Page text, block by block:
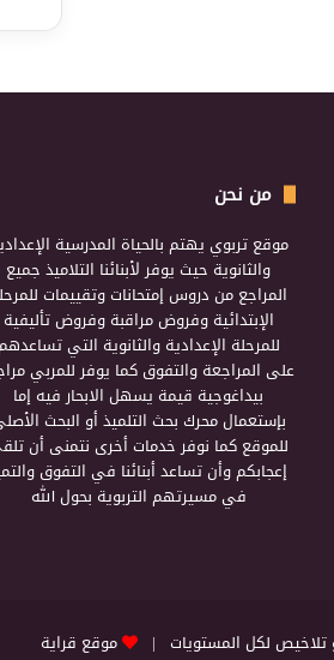
من نحن
موقع تربوي يهتم بالحياة المدرسية
والثانوية حيث يوفر لأبنائنا التلاميذ جميع
المراجع من دروس إمتحانات وتقييمات
الإبتدائية وفروض مراقبة وفروض تأليفية
للمرحلة الإعدادية والثانوية التي
على المراجعة والتفوق كما يوفر للمربي
بيداغوجية قيمة يسهل الابحار فيه إما
بإستعمال محرك بحث التلميذ أو البحث
للموقع كما نوفر خدمات أخرى نتمنى أن
إعجابكم وأن تساعد أبنائنا في التفوق
في مسيرتهم التربوية بحول الله
موقع قراية